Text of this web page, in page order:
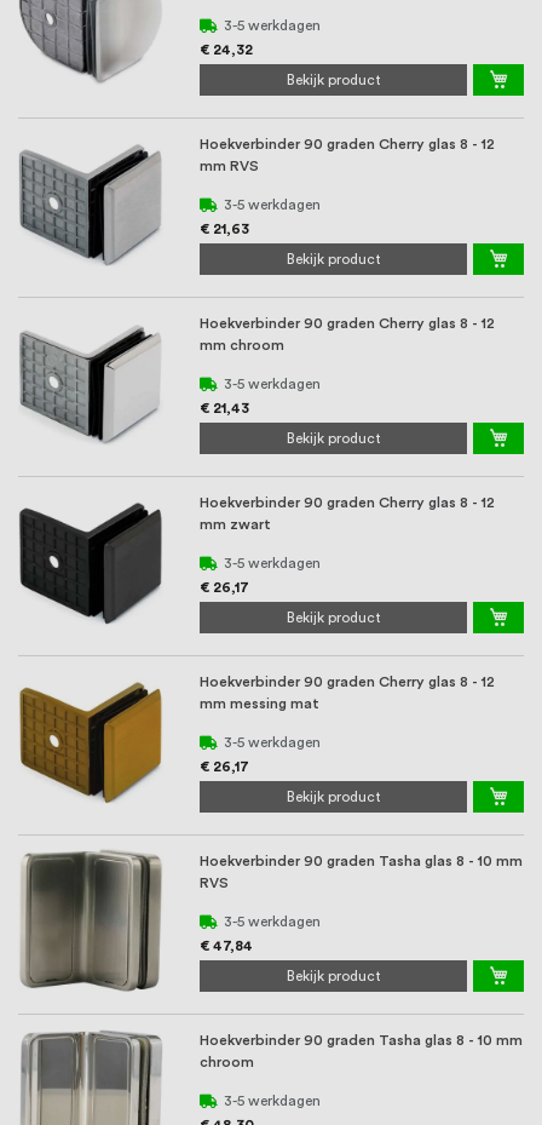
3-5 werkdagen
€ 24,32
Bekijk product
Hoekverbinder 90 graden Cherry glas 8 - 12
mm RVS
3-5 werkdagen
€ 21,63
Bekijk product
Hoekverbinder 90 graden Cherry glas 8 - 12
mm chroom
3-5 werkdagen
€ 21,43
Bekijk product
Hoekverbinder 90 graden Cherry glas 8 - 12
mm zwart
3-5 werkdagen
€ 26,17
Bekijk product
Hoekverbinder 90 graden Cherry glas 8 - 12
mm messing mat
3-5 werkdagen
€ 26,17
Bekijk product
Hoekverbinder 90 graden Tasha glas 8 - 10 mm
RVS
3-5 werkdagen
€ 47,84
Bekijk product
Hoekverbinder 90 graden Tasha glas 8 - 10 mm
chroom
3-5 werkdagen